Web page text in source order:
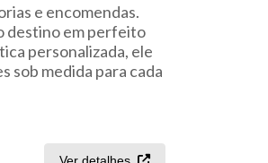
e encomendas.
destino em perfeito
personalizada, ele
sob medida para cada